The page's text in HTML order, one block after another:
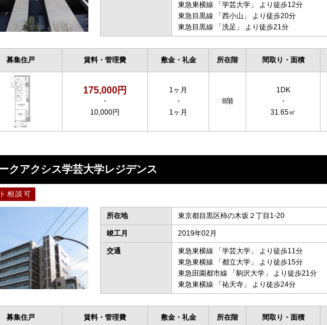
東急東横線 「 学芸大学 」 より徒歩12分
東急目黒線 「 西小山 」 より徒歩20分
東急目黒線 「 洗足 」 より徒歩21分
募集住戸 賃料・管理費 敷金・礼金 所在階 間取り・面積
175,000円
・
10,000円
1ヶ月
・
1ヶ月
8階
1DK
・
31.65㎡
クアクシス学芸大学レジデンス
相談可
所在地 東京都目黒区柿の木坂２丁目1-20
竣工月 2019年02月
交通 東急東横線 「 学芸大学 」 より徒歩11分
東急東横線 「 都立大学 」 より徒歩15分
東急田園都市線 「駒沢大学 」 より徒歩21分
東急東横線 「 祐天寺 」 より徒歩24分
募集住戸 賃料・管理費 敷金・礼金 所在階 間取り・面積